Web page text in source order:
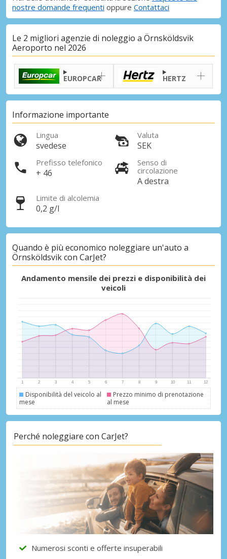
Sconti speciali
Accedi alle offerte esclusive dei nostri
fornitori
Accedi con eLink
nostre domande frequenti oppure Contattaci
Le 2 migliori agenzie di noleggio a Örnsköldsvik
Aeroporto nel 2026
EUROPCAR HERTZ
Informazione importante
Lingua
svedese
Valuta
SEK
Prefisso telefonico
+ 46
Senso di
circolazione
A destra
Limite di alcolemia
0,2 g/l
Quando è più economico noleggiare un'auto a
Örnsköldsvik con CarJet?
Andamento mensile dei prezzi e disponibilità dei
veicoli
Disponibilità del veicolo al
mese
Prezzo minimo di prenotazione
al mese
Perché noleggiare con CarJet?
Numerosi sconti e offerte insuperabili